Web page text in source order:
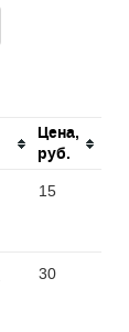
Цена,
руб.
15
30